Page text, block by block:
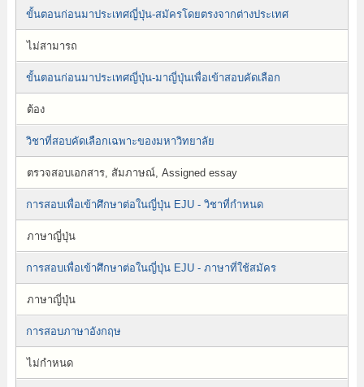
ขั้นตอนก่อนมาประเทศญี่ปุ่น-สมัครโดยตรงจากต่างประเทศ
ไม่สามารถ
ขั้นตอนก่อนมาประเทศญี่ปุ่น-มาญี่ปุ่นเพื่อเข้าสอบคัดเลือก
ต้อง
วิชาที่สอบคัดเลือกเฉพาะของมหาวิทยาลัย
ตรวจสอบเอกสาร, สัมภาษณ์, Assigned essay
การสอบเพื่อเข้าศึกษาต่อในญี่ปุ่น EJU - วิชาที่กำหนด
ภาษาญี่ปุ่น
การสอบเพื่อเข้าศึกษาต่อในญี่ปุ่น EJU - ภาษาที่ใช้สมัคร
ภาษาญี่ปุ่น
การสอบภาษาอังกฤษ
ไม่กำหนด